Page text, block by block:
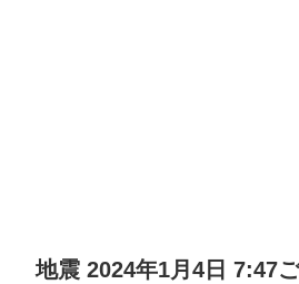
地震 2024年1月4日 7:47